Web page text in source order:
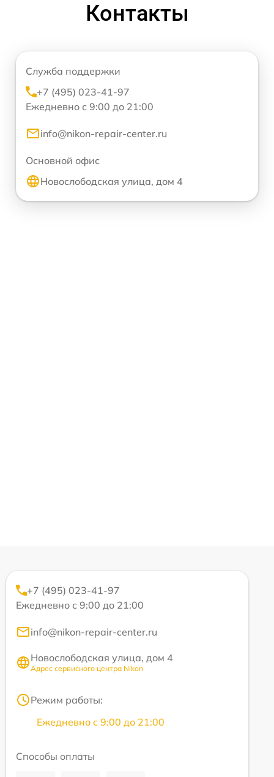
Контакты
Служба поддержки
+7 (495) 023-41-97
Ежедневно с 9:00 до 21:00
info@nikon-repair-center.ru
Основной офис
Новослободская улица, дом 4
+7 (495) 023-41-97
Ежедневно с 9:00 до 21:00
info@nikon-repair-center.ru
Новослободская улица, дом 4
Адрес сервисного центра Nikon
Режим работы:
Ежедневно с 9:00 до 21:00
Способы оплаты